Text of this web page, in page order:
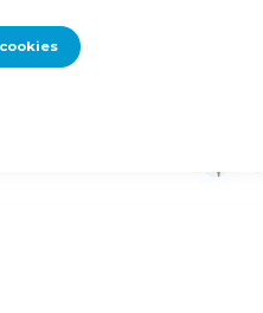
imprimée, rendez-vous sur